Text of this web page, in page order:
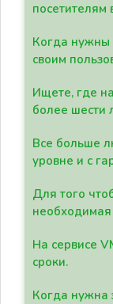
посетителям
Когда нужны
своим
Ищете, где
более шести
Все больше
уровне и с
Для того
На сервисе
сроки.
Когда нужна